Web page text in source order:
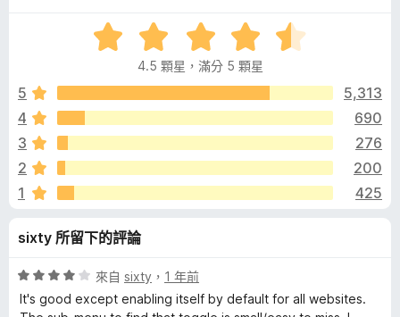
覽
器
附
加
件
k
R
e
a
d
e
評
價
.
分
滿
5
4.5 顆星，滿分 5 顆星
5
5,313
4
690
3
276
2
200
1
425
sixty 所留下的評論
評
價
4
來自 sixty ， 1 年前
It's good except enabling itself by default for all websites.